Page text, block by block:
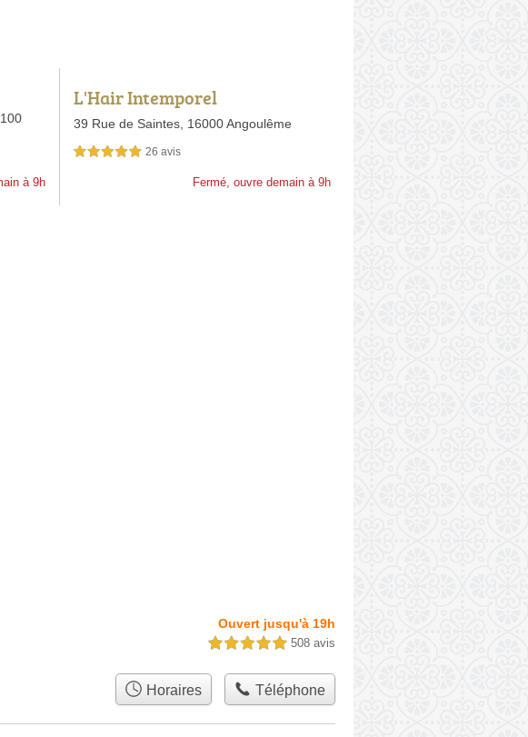
à 9h
L'Hair Intemporel
39 Rue de Saintes, 16000 Angoulême
5,0 étoiles sur 5 26 avis
Fermé, ouvre demain à 9h
Ouvert jusqu'à 19h
5,0 étoiles sur 5 508 avis
Horaires Téléphone